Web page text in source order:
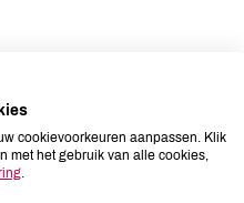
cookievoorkeuren aanpassen. Klik
met het gebruik van alle cookies,